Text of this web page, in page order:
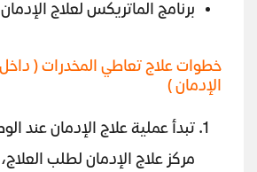
برنامج الماتريكس لعلاج
خطوات علاج تعاطي المخدرات (
الإدمان )
تبدأ عملية علاج الإدمان عند
مركز علاج الإدمان لطلب العلاج،